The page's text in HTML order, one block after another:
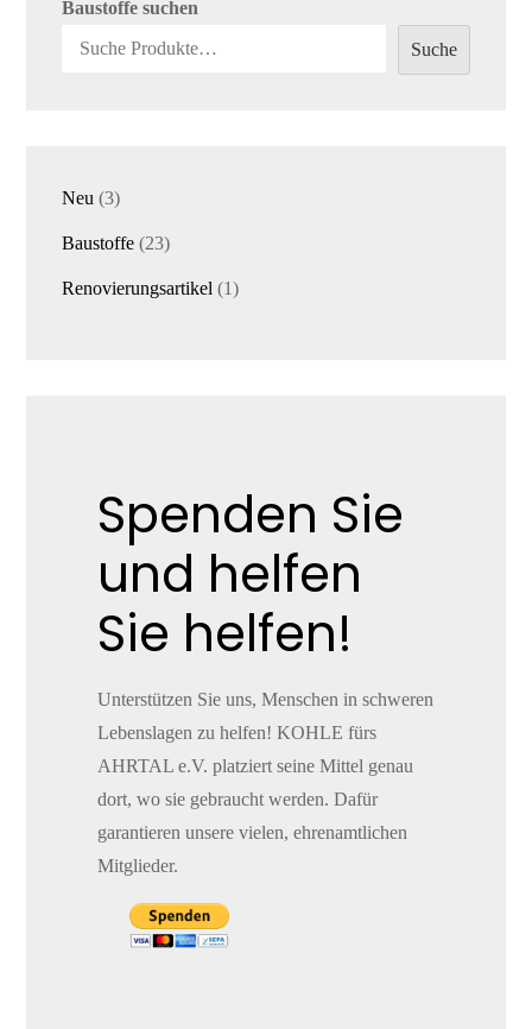
Baustoffe suchen
Suche
Neu 33
Baustoffe 2323
Renovierungsartikel 11
Spenden Sie
und helfen
Sie helfen!
Unterstützen Sie uns, Menschen in schweren
Lebenslagen zu helfen! KOHLE fürs
AHRTAL e.V. platziert seine Mittel genau
dort, wo sie gebraucht werden. Dafür
garantieren unsere vielen, ehrenamtlichen
Mitglieder.